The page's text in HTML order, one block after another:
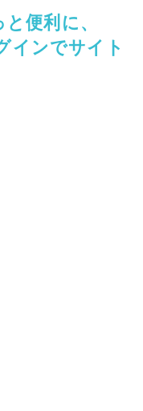
便利に、
インでサイト